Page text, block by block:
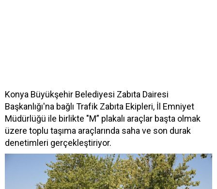
Konya Büyükşehir Belediyesi Zabıta Dairesi
Başkanlığı'na bağlı Trafik Zabıta Ekipleri, İl Emniyet
Müdürlüğü ile birlikte "M” plakalı araçlar başta olmak
üzere toplu taşıma araçlarında saha ve son durak
denetimleri gerçekleştiriyor.